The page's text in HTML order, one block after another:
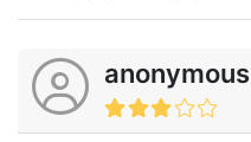
anonymous